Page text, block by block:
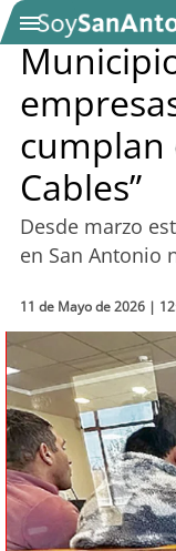
SOYTV
Podcast
Actualidad
Economía
Deportes
Tecnología
Sostenibilidad
cumplan
Cables”
Desde marzo
en San Antonio
11 de Mayo de 2026 |